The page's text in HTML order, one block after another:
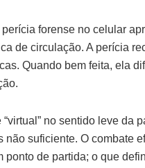
forense no celular
de circulação. A perícia
Quando bem feita, ela
no sentido leve
suficiente. O
de partida; o que